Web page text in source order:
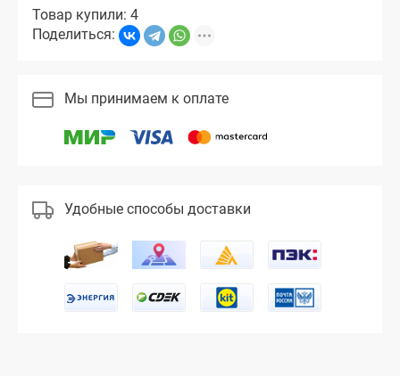
Товар купили: 4
Поделиться:
Мы принимаем к оплате
Удобные способы доставки